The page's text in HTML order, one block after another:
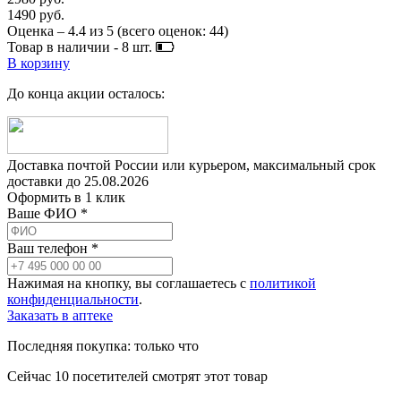
1490 руб.
Оценка – 4.4 из 5 (всего оценок: 44)
Товар в наличии - 8 шт.
В корзину
До конца акции осталось:
Доставка почтой России или курьером, максимальный срок
доставки до 25.08.2026
Оформить в 1 клик
Ваше ФИО *
Ваш телефон *
Нажимая на кнопку, вы соглашаетесь с политикой
конфиденциальности.
Заказать в аптеке
Последняя покупка: только что
Сейчас 10 посетителей смотрят этот товар